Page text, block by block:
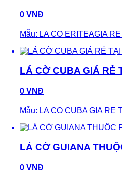
0 VNĐ
Mẫu: LA CO ERITEAGIA
LÁ CỜ CUBA GIÁ RẺ
0 VNĐ
Mẫu: LA CO CUBA GIA RE
LÁ CỜ GUIANA
0 VNĐ